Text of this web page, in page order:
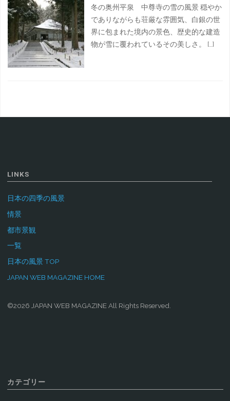
冬の奥州平泉 中尊寺の雪の風景 穏やか
でありながらも荘厳な雰囲気、白銀の世
界に包まれた境内の景色、歴史的な建造
物が雪に覆われているその美しさ。 […]
LINKS
日本の四季の風景
情景
都市景観
一覧
日本の風景 TOP
JAPAN WEB MAGAZINE HOME
©2026 JAPAN WEB MAGAZINE All Rights Reserved.
カテゴリー